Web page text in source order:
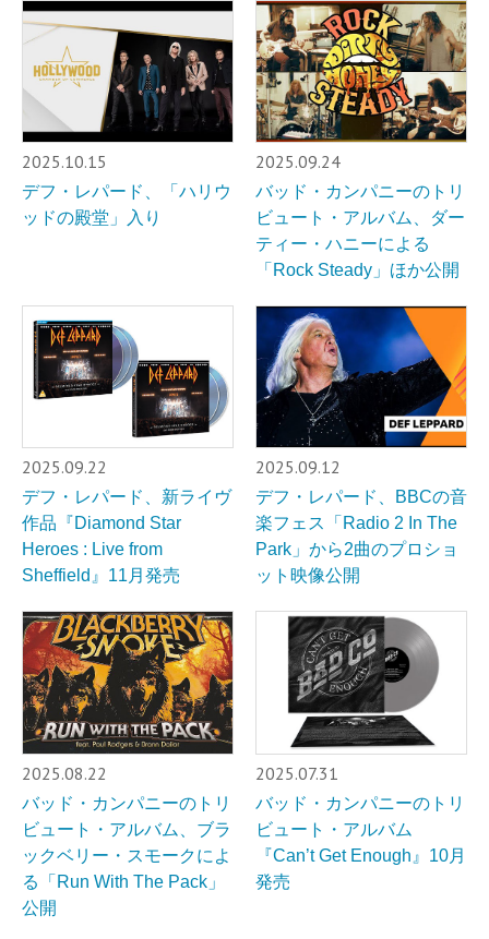
2025.10.15
デフ・レパード、「ハリウ
ッドの殿堂」入り
2025.09.24
バッド・カンパニーのトリ
ビュート・アルバム、ダー
ティー・ハニーによる
「Rock Steady」ほか公開
2025.09.22
デフ・レパード、新ライヴ
作品『Diamond Star
Heroes : Live from
Sheffield』11月発売
2025.09.12
デフ・レパード、BBCの音
楽フェス「Radio 2 In The
Park」から2曲のプロショ
ット映像公開
2025.08.22
バッド・カンパニーのトリ
ビュート・アルバム、ブラ
ックベリー・スモークによ
る「Run With The Pack」
公開
2025.07.31
バッド・カンパニーのトリ
ビュート・アルバム
『Can’t Get Enough』10月
発売